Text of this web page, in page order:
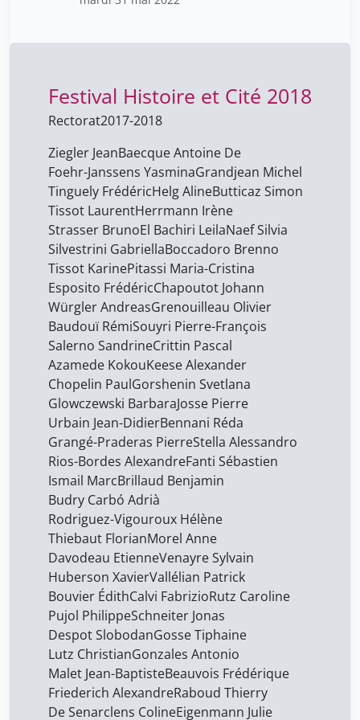
Fontannaz Diana 28
Glowczewski Barbara 28
Gonzales Antonio
Gorshenin Svetlana
Gosse Tiphaine 28
Grangé-Praderas Pierre
Grenouilleau Olivier 28
Herrmann Irène 28
Huberson Xavier
Ismail Marc
Josse Pierre
Keese Alexander
Leclerc Jean
Leclerc Lucien
Lutz Christian 28
Maffi Irène
Malet Jean-Baptiste
Morel Anne
Naef Silvia
Nassim Aboudrar Bruno
Nickbarte Sylvie
Pastorello Thierry
Pavard Bibia 28
Perrenoud Marc
Festival Histoire et Cité 2018
Rectorat2017-2018
Ziegler JeanBaecque Antoine De
Foehr-Janssens YasminaGrandjean Michel
Tinguely FrédéricHelg AlineButticaz Simon
Tissot LaurentHerrmann Irène
Strasser BrunoEl Bachiri LeilaNaef Silvia
Silvestrini GabriellaBoccadoro Brenno
Tissot KarinePitassi Maria-Cristina
Esposito FrédéricChapoutot Johann
Würgler AndreasGrenouilleau Olivier
Baudouï RémiSouyri Pierre-François
Salerno SandrineCrittin Pascal
Azamede KokouKeese Alexander
Chopelin PaulGorshenin Svetlana
Glowczewski BarbaraJosse Pierre
Urbain Jean-DidierBennani Réda
Grangé-Praderas PierreStella Alessandro
Rios-Bordes AlexandreFanti Sébastien
Ismail MarcBrillaud Benjamin
Budry Carbó Adrià
Rodriguez-Vigouroux Hélène
Thiebaut FlorianMorel Anne
Davodeau EtienneVenayre Sylvain
Huberson XavierVallélian Patrick
Bouvier ÉdithCalvi FabrizioRutz Caroline
Pujol PhilippeSchneiter Jonas
Despot SlobodanGosse Tiphaine
Lutz ChristianGonzales Antonio
Malet Jean-BaptisteBeauvois Frédérique
Friederich AlexandreRaboud Thierry
De Senarclens ColineEigenmann Julie